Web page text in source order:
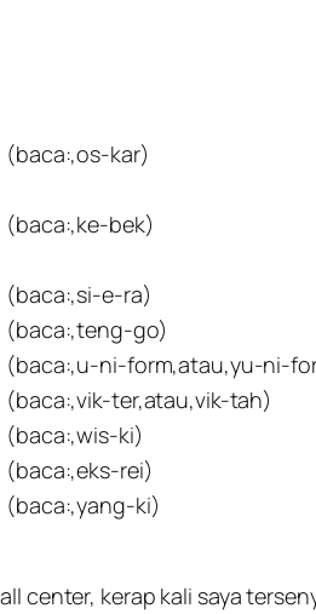
(baca:,os-kar)
(baca:,ke-bek)
(baca:,si-e-ra)
(baca:,teng-go)
(baca:,u-ni-form,atau,yu-ni-
(baca:,vik-ter,atau,vik-tah)
(baca:,wis-ki)
(baca:,eks-rei)
(baca:,yang-ki)
center, kerap kali saya